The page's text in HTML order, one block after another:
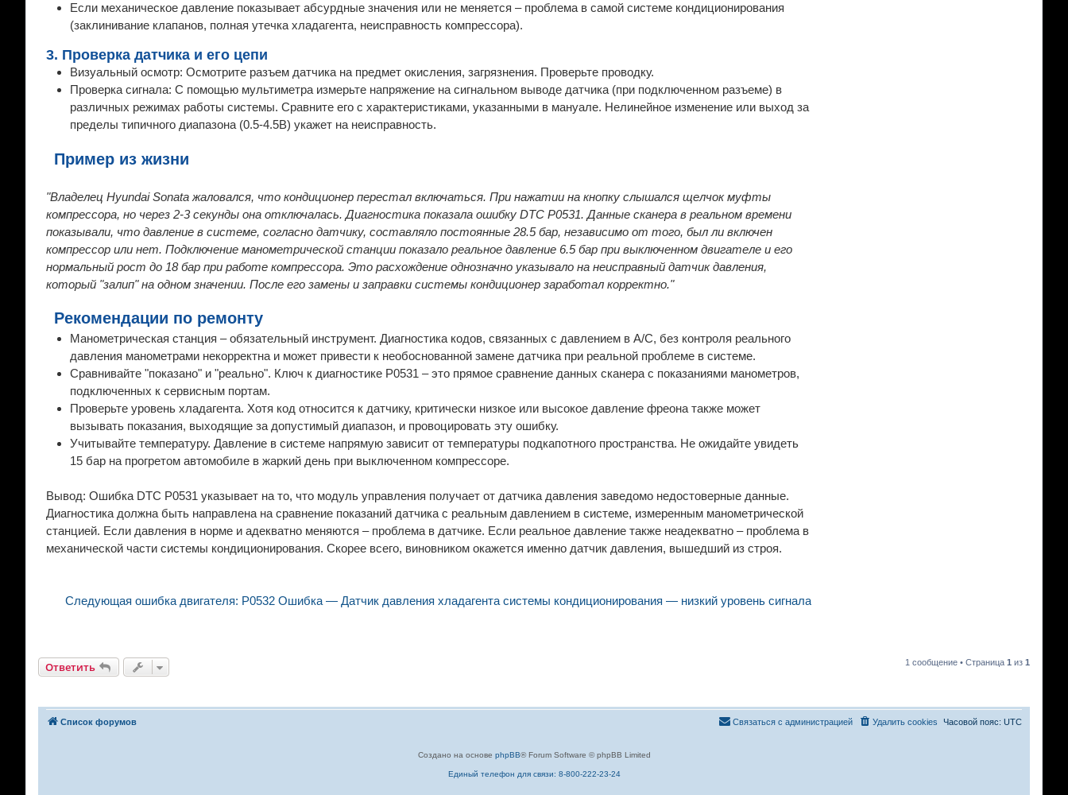
Если механическое давление показывает абсурдные значения или не меняется – проблема в самой системе кондиционирования
(заклинивание клапанов, полная утечка хладагента, неисправность компрессора).
3. Проверка датчика и его цепи
Визуальный осмотр: Осмотрите разъем датчика на предмет окисления, загрязнения. Проверьте проводку.
Проверка сигнала: С помощью мультиметра измерьте напряжение на сигнальном выводе датчика (при подключенном разъеме) в
различных режимах работы системы. Сравните его с характеристиками, указанными в мануале. Нелинейное изменение или выход за
пределы типичного диапазона (0.5-4.5В) укажет на неисправность.
Пример из жизни
"Владелец Hyundai Sonata жаловался, что кондиционер перестал включаться. При нажатии на кнопку слышался щелчок муфты
компрессора, но через 2-3 секунды она отключалась. Диагностика показала ошибку DTC P0531. Данные сканера в реальном времени
показывали, что давление в системе, согласно датчику, составляло постоянные 28.5 бар, независимо от того, был ли включен
компрессор или нет. Подключение манометрической станции показало реальное давление 6.5 бар при выключенном двигателе и его
нормальный рост до 18 бар при работе компрессора. Это расхождение однозначно указывало на неисправный датчик давления,
который "залип" на одном значении. После его замены и заправки системы кондиционер заработал корректно."
Рекомендации по ремонту
Манометрическая станция – обязательный инструмент. Диагностика кодов, связанных с давлением в A/C, без контроля реального
давления манометрами некорректна и может привести к необоснованной замене датчика при реальной проблеме в системе.
Сравнивайте "показано" и "реально". Ключ к диагностике P0531 – это прямое сравнение данных сканера с показаниями манометров,
подключенных к сервисным портам.
Проверьте уровень хладагента. Хотя код относится к датчику, критически низкое или высокое давление фреона также может
вызывать показания, выходящие за допустимый диапазон, и провоцировать эту ошибку.
Учитывайте температуру. Давление в системе напрямую зависит от температуры подкапотного пространства. Не ожидайте увидеть
15 бар на прогретом автомобиле в жаркий день при выключенном компрессоре.
Вывод: Ошибка DTC P0531 указывает на то, что модуль управления получает от датчика давления заведомо недостоверные данные.
Диагностика должна быть направлена на сравнение показаний датчика с реальным давлением в системе, измеренным манометрической
станцией. Если давления в норме и адекватно меняются – проблема в датчике. Если реальное давление также неадекватно – проблема в
механической части системы кондиционирования. Скорее всего, виновником окажется именно датчик давления, вышедший из строя.
Следующая ошибка двигателя: P0532 Ошибка — Датчик давления хладагента системы кондиционирования — низкий уровень сигнала
Ответить 1 сообщение • Страница 1 из 1
Список форумов Часовой пояс: UTC
Удалить cookies
Связаться с администрацией
Создано на основе phpBB® Forum Software © phpBB Limited
Единый телефон для связи: 8-800-222-23-24